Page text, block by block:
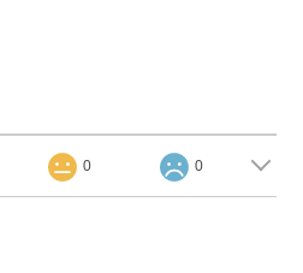
0 0